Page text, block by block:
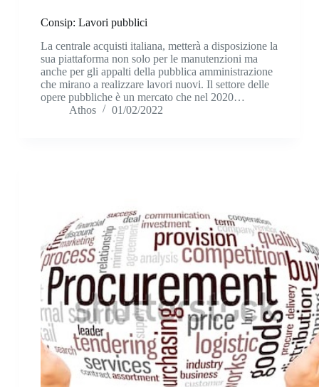
Consip: Lavori pubblici
La centrale acquisti italiana, metterà a disposizione la
sua piattaforma non solo per le manutenzioni ma
anche per gli appalti della pubblica amministrazione
che mirano a realizzare lavori nuovi. Il settore delle
opere pubbliche è un mercato che nel 2020…
Athos
01/02/2022